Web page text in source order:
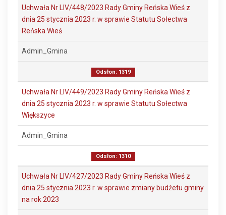
Uchwała Nr LIV/448/2023 Rady Gminy Reńska Wieś z
dnia 25 stycznia 2023 r. w sprawie Statutu Sołectwa
Reńska Wieś
Admin_Gmina
Odsłon: 1319
Uchwała Nr LIV/449/2023 Rady Gminy Reńska Wieś z
dnia 25 stycznia 2023 r. w sprawie Statutu Sołectwa
Większyce
Admin_Gmina
Odsłon: 1310
Uchwała Nr LIV/427/2023 Rady Gminy Reńska Wieś z
dnia 25 stycznia 2023 r. w sprawie zmiany budżetu gminy
na rok 2023